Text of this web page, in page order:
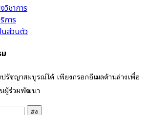
วิชาการ
การ
นส่วนตัว
ชญาสมบูรณ์ได้ เพียงกรอกอีเมลด้านล่างเพื่อ
ผู้ร่วมพัฒนา
ส่ง